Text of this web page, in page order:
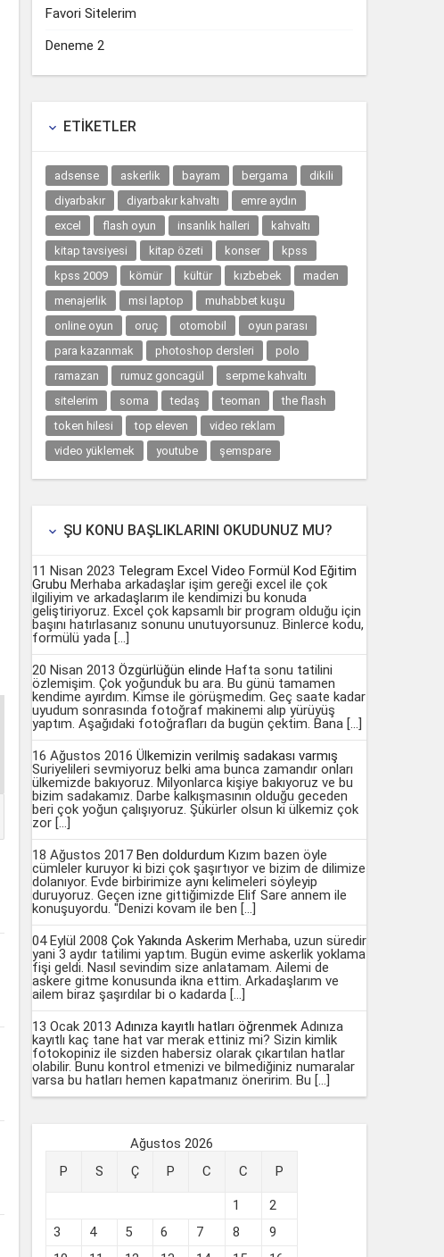
Favori Sitelerim
Deneme 2
 ETIKETLER
adsense askerlik bayram bergama
dikili
diyarbakır
diyarbakır kahvaltı
emre aydın
excel
flash oyun insanlık halleri
kahvaltı
kitap tavsiyesi
kitap özeti konser
kpss
kpss 2009
kömür kültür kızbebek
maden
menajerlik
msi laptop
muhabbet kuşu
online oyun
oruç otomobil
oyun parası
para kazanmak
photoshop dersleri
polo
ramazan
rumuz goncagül
serpme kahvaltı
sitelerim
soma tedaş teoman
the flash
token hilesi
top eleven
video reklam
video yüklemek
youtube şemspare
 ŞU KONU BAŞLIKLARINI OKUDUNUZ MU?
11 Nisan 2023 Telegram Excel Video Formül Kod Eğitim
Grubu Merhaba arkadaşlar işim gereği excel ile çok
ilgiliyim ve arkadaşlarım ile kendimizi bu konuda
geliştiriyoruz. Excel çok kapsamlı bir program olduğu için
başını hatırlasanız sonunu unutuyorsunuz. Binlerce kodu,
formülü yada […]
20 Nisan 2013 Özgürlüğün elinde Hafta sonu tatilini
özlemişim. Çok yoğunduk bu ara. Bu günü tamamen
kendime ayırdım. Kimse ile görüşmedim. Geç saate kadar
uyudum sonrasında fotoğraf makinemi alıp yürüyüş
yaptım. Aşağıdaki fotoğrafları da bugün çektim. Bana […]
16 Ağustos 2016 Ülkemizin verilmiş sadakası varmış
Suriyelileri sevmiyoruz belki ama bunca zamandır onları
ülkemizde bakıyoruz. Milyonlarca kişiye bakıyoruz ve bu
bizim sadakamız. Darbe kalkışmasının olduğu geceden
beri çok yoğun çalışıyoruz. Şükürler olsun ki ülkemiz çok
zor […]
18 Ağustos 2017 Ben doldurdum Kızım bazen öyle
cümleler kuruyor ki bizi çok şaşırtıyor ve bizim de dilimize
dolanıyor. Evde birbirimize aynı kelimeleri söyleyip
duruyoruz. Geçen izne gittiğimizde Elif Sare annem ile
konuşuyordu. "Denizi kovam ile ben […]
04 Eylül 2008 Çok Yakında Askerim Merhaba, uzun süredir
yani 3 aydır tatilimi yaptım. Bugün evime askerlik yoklama
fişi geldi. Nasıl sevindim size anlatamam. Ailemi de
askere gitme konusunda ikna ettim. Arkadaşlarım ve
ailem biraz şaşırdılar bi o kadarda […]
13 Ocak 2013 Adınıza kayıtlı hatları öğrenmek Adınıza
kayıtlı kaç tane hat var merak ettiniz mi? Sizin kimlik
fotokopiniz ile sizden habersiz olarak çıkartılan hatlar
olabilir. Bunu kontrol etmenizi ve bilmediğiniz numaralar
varsa bu hatları hemen kapatmanız öneririm. Bu […]
Ağustos 2026
P
S Ç P C C P
1
2
3
4 5 6 7 8
9